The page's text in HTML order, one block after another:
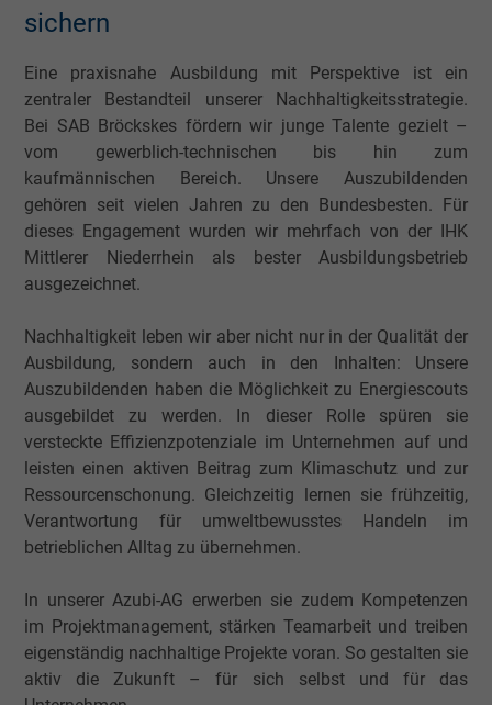
Name
Anbieter Google Ads Conversion Tracking, Google LLC
Laufzeit Persistent
Zweck Dies ist ein Conversion Tracking-Service.
Name NID, Google Maps
Anbieter
Laufzeit 6 Monate
Zweck
Registriert eine eindeutige ID, die das Gerät
eines wiederkehrenden Benutzers
Die ID wird für gezielte Werbung genutzt.
Name _fbp, Facebook Pixel
Anbieter Facebook Ireland Ltd.
Laufzeit 1 Jahr
Zweck
Cookie von Facebook für Website-Analyse,
Anzeigenausrichtung und
sichern
Eine praxisnahe Ausbildung mit Perspektive ist ein
zentraler Bestandteil unserer Nachhaltigkeitsstrategie.
Bei SAB Bröckskes fördern wir junge Talente gezielt –
vom gewerblich-technischen bis hin zum
kaufmännischen Bereich. Unsere Auszubildenden
gehören seit vielen Jahren zu den Bundesbesten. Für
dieses Engagement wurden wir mehrfach von der IHK
Mittlerer Niederrhein als bester Ausbildungsbetrieb
ausgezeichnet.
Nachhaltigkeit leben wir aber nicht nur in der Qualität der
Ausbildung, sondern auch in den Inhalten: Unsere
Auszubildenden haben die Möglichkeit zu Energiescouts
ausgebildet zu werden. In dieser Rolle spüren sie
versteckte Effizienzpotenziale im Unternehmen auf und
leisten einen aktiven Beitrag zum Klimaschutz und zur
Ressourcenschonung. Gleichzeitig lernen sie frühzeitig,
Verantwortung für umweltbewusstes Handeln im
betrieblichen Alltag zu übernehmen.
In unserer Azubi-AG erwerben sie zudem Kompetenzen
im Projektmanagement, stärken Teamarbeit und treiben
eigenständig nachhaltige Projekte voran. So gestalten sie
aktiv die Zukunft – für sich selbst und für das